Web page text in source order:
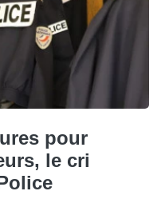
pour
le cri